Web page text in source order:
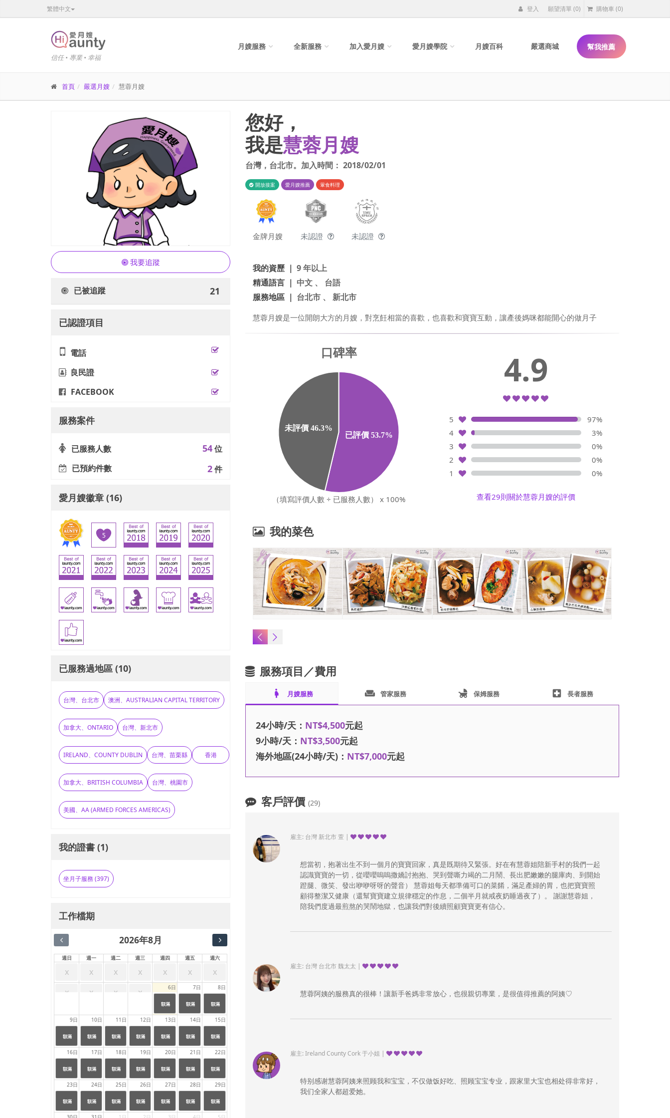
繁體中文 登入 願望清單(0) 購物車 (0)
信任 • 專業 • 幸福
月嫂服務 全新服務 加入愛月嫂 愛月嫂學院 月嫂百科 嚴選商城 幫我推薦
首頁 嚴選月嫂 慧蓉月嫂
我要追蹤
已被追蹤 21
您好，
我是慧蓉月嫂
台灣， 台北市。加入時間： 2018/02/01
開放接案 愛月嫂推薦 葷食料理
金牌月嫂 未認證 未認證
我的資歷 ｜ 9 年以上
精通語言 ｜ 中文 、 台語
服務地區 ｜ 台北市 、 新北市
慧蓉月嫂是一位開朗大方的月嫂，對烹飪相當的喜歡，也喜歡和寶寶互動，讓產後媽咪都能開心的做月子
（填寫評價人數 ÷ 已服務人數） x 100%
4.9
5
97%
4
3%
3
0%
2
0%
1
0%
查看29則關於慧蓉月嫂的評價
我的菜色
已認證項目
電話
良民證
FACEBOOK
服務案件
已服務人數 54位
已預約件數
2件
愛月嫂徽章 (16)
已服務過地區 (10)
台灣、台北市 澳洲、AUSTRALIAN CAPITAL TERRITORY
加拿大、ONTARIO 台灣、新北市
IRELAND、COUNTY DUBLIN 台灣、苗栗縣 香港
加拿大、BRITISH COLUMBIA 台灣、桃園市
美國、AA (ARMED FORCES AMERICAS)
我的證書 (1)
坐月子服務 (397)
工作檔期
2026年8月
週日 週一 週二 週三 週四 週五 週六
x x x x x x
x
x
x x x 6日 7日 8日
額滿
|
23:59
額滿
|
23:59
額滿
|
23:59
9日 10日 11日 12日 13日 14日 15日
額滿
|
23:59
額滿
|
23:59
額滿
|
23:59
額滿
|
23:59
額滿
|
23:59
額滿
|
23:59
額滿
|
23:59
16日 17日 18日 19日 20日 21日 22日
額滿
|
23:59
額滿
|
23:59
額滿
|
23:59
額滿
|
23:59
額滿
|
23:59
額滿
|
23:59
額滿
|
23:59
23日 24日 25日 26日 27日 28日 29日
額滿
|
23:59
額滿
|
23:59
額滿
|
23:59
額滿
|
23:59
額滿
|
23:59
額滿
|
23:59
額滿
|
23:59
服務項目／費用
pregnant_woman 月嫂服務 weekend 管家服務 child_friendly 保姆服務 local_hospital 長者服務
24小時/天： NT$4,500元起
9小時/天： NT$3,500元起
海外地區(24小時/天)： NT$7,000元起
客戶評價 (29)
雇主: 台灣 新北市 萱 |
想當初，抱著出生不到一個月的寶寶回家，真是既期待又緊張。好在有慧蓉姐陪新手村的我們一起
認識寶寶的一切，從嚶嚶嗚嗚撒嬌討抱抱、哭到聲嘶力竭的二月鬧、長出肥嫩嫩的腿庫肉、到開始
蹬腿、微笑、發出咿咿呀呀的聲音） 慧蓉姐每天都準備可口的菜餚，滿足產婦的胃，也把寶寶照
顧得整潔又健康（還幫寶寶建立規律穩定的作息，二個半月就戒夜奶睡過夜了）。 謝謝慧蓉姐，
陪我們度過最煎熬的哭鬧地獄，也讓我們對後續照顧寶寶更有信心。
雇主: 台灣 台北市 魏太太 |
慧蓉阿姨的服務真的很棒！讓新手爸媽非常放心，也很親切專業，是很值得推薦的阿姨♡
雇主: Ireland County Cork 于小姐 |
特别感谢慧蓉阿姨来照顾我和宝宝，不仅做饭好吃、照顾宝宝专业，跟家里大宝也相处得非常好，
我们全家人都超爱她。